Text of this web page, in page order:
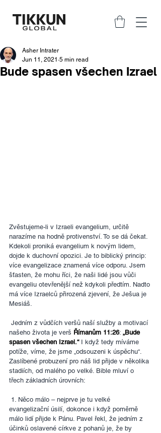
Bude spasen všechen Izrael
Asher Intrater
Jun 11, 2021 5 min read
Zvěstujeme-li v Izraeli evangelium, určitě
narazíme na hodně protivenství. To se dá čekat.
Kdekoli proniká evangelium k novým lidem,
dojde k duchovní opozici. Je to biblický princip:
více evangelizace znamená více odporu. Jsem
šťasten, že mohu říci, že naši lidé jsou vůči
evangeliu otevřenější než kdykoli předtím. Nadto
má více Izraelců přirozená zjevení, že Ješua je
Mesiáš.
našeho života je verš Římanům 11:26: „Bude
spasen všechen Izrael.“ I když tedy míváme
potíže, víme, že jsme „odsouzeni k úspěchu“.
Zaslíbené probuzení pro náš lid přijde v několika
stadiích, od malého po velké. Bible mluví o
třech základních úrovních:
evangelizační úsilí, dokonce i když poměrně
málo lidí přijde k Pánu. Pavel řekl, že jedním z
účinků oslavené církve z pohanů je, že by